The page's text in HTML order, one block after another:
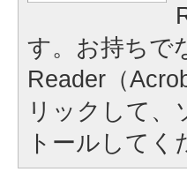
す。お持ちで
Reader（
リックして
トールしてく